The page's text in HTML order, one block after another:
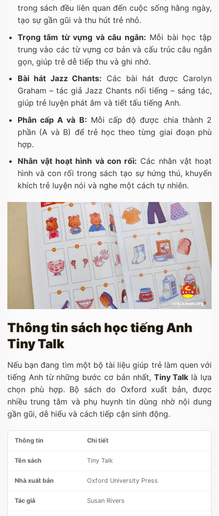
trong sách đều liên quan đến cuộc sống hằng ngày,
tạo sự gần gũi và thu hút trẻ nhỏ.
Trọng tâm từ vựng và câu ngắn: Mỗi bài học tập
trung vào các từ vựng cơ bản và cấu trúc câu ngắn
gọn, giúp trẻ dễ tiếp thu và ghi nhớ.
Bài hát Jazz Chants: Các bài hát được Carolyn
Graham – tác giả Jazz Chants nổi tiếng – sáng tác,
giúp trẻ luyện phát âm và tiết tấu tiếng Anh.
Phân cấp A và B: Mỗi cấp độ được chia thành 2
phần (A và B) để trẻ học theo từng giai đoạn phù
hợp.
Nhân vật hoạt hình và con rối: Các nhân vật hoạt
hình và con rối trong sách tạo sự hứng thú, khuyến
khích trẻ luyện nói và nghe một cách tự nhiên.
Thông tin sách học tiếng Anh
Tiny Talk
Nếu bạn đang tìm một bộ tài liệu giúp trẻ làm quen với
tiếng Anh từ những bước cơ bản nhất, Tiny Talk là lựa
chọn phù hợp. Bộ sách do Oxford xuất bản, được
nhiều trung tâm và phụ huynh tin dùng nhờ nội dung
gần gũi, dễ hiểu và cách tiếp cận sinh động.
Thông tin Chi tiết
Tên sách Tiny Talk
Nhà xuất bản Oxford University Press
Tác giả Susan Rivers